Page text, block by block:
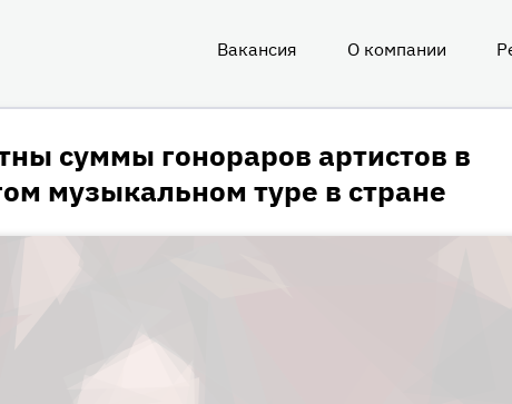
Вакансия О компании
суммы гонораров артистов в
музыкальном туре в стране